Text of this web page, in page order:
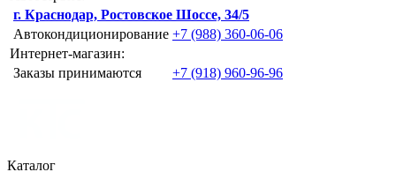
г. Краснодар, Ростовское Шоссе, 34/5
Автокондиционирование +7 (988) 360-06-06
Интернет-магазин:
Заказы принимаются
+7 (918) 960-96-96
Каталог